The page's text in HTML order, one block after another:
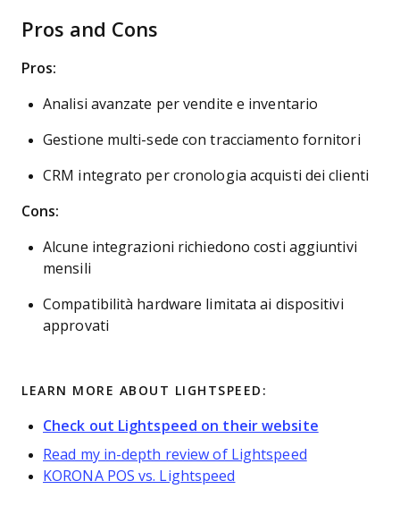
Pros and Cons
Pros:
Analisi avanzate per vendite e inventario
Gestione multi-sede con tracciamento fornitori
CRM integrato per cronologia acquisti dei clienti
Cons:
Alcune integrazioni richiedono costi aggiuntivi
mensili
Compatibilità hardware limitata ai dispositivi
approvati
LEARN MORE ABOUT LIGHTSPEED:
Check out Lightspeed on their website
Read my in-depth review of Lightspeed
KORONA POS vs. Lightspeed